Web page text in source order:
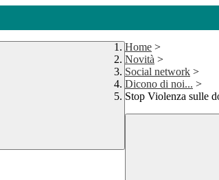
Home >
Novità >
Social network >
Dicono di noi... >
Stop Violenza sulle